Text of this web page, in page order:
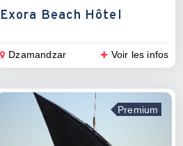
Exora Beach Hôtel
Dzamandzar Voir les infos
Premium